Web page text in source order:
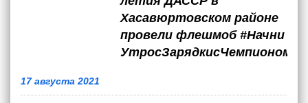
Хасавюртовском районе
провели флешмоб #Начни
УтросЗарядкисЧемпионом
17 августа 2021